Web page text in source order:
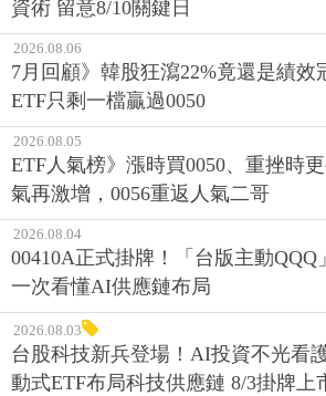
資術 留意8/10關鍵日
2026.08.06
7月回顧》韓股狂瀉22%竟還是績效
ETF只剩一檔贏過0050
2026.08.05
ETF人氣榜》漲時買0050、重挫時
氣再激增，0056重返人氣二哥
2026.08.04
00410A正式掛牌！「台版主動QQQ
一次看懂AI供應鏈布局
2026.08.03
台股科技新兵登場！AI投資不光看
動式ETF布局科技供應鏈 8/3掛牌上